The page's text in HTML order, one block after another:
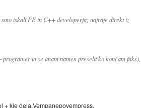
iskali PE in C++ developerja; najraje direkt iz
in se imam namen preselit ko končam faks),
+ kje dela.Vempanepovempress.